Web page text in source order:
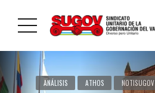
ANÁLISIS ATHOS NOTISUGOV